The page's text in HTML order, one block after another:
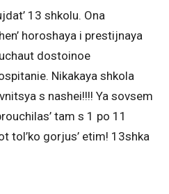
13 shkolu. Ona
horoshaya i prestijnaya
dostoinoe
Nikakaya shkola
s nashei!!!! Ya sovsem
tam s 1 po 11
tol’ko gorjus’ etim! 13shka